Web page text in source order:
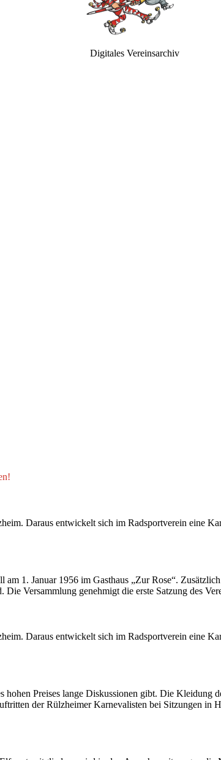
Digitales Vereinsarchiv
Daraus entwickelt sich im Radsportverein eine
1. Januar 1956 im Gasthaus „Zur Rose“.
Versammlung genehmigt die erste Satzung des
Daraus entwickelt sich im Radsportverein eine
hohen Preises lange Diskussionen gibt. Die
der Rülzheimer Karnevalisten bei Sitzungen in